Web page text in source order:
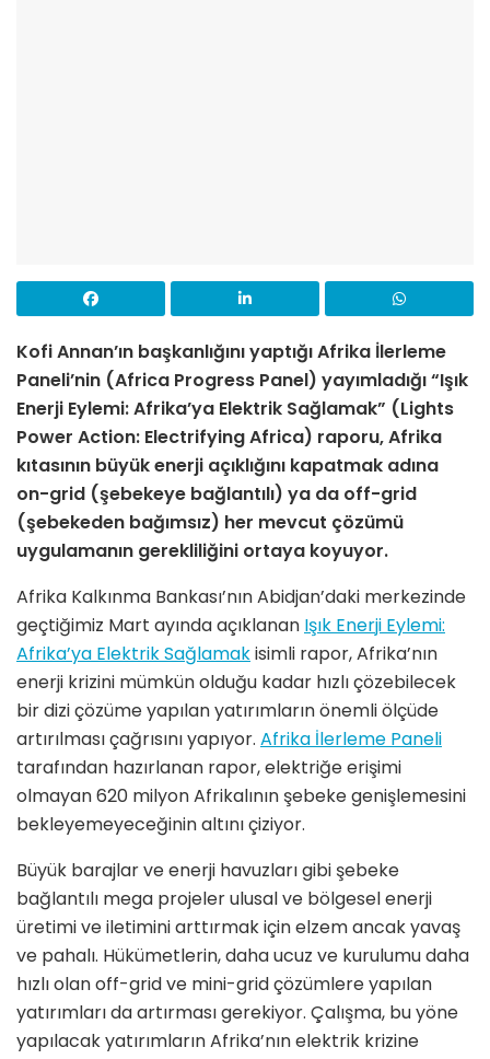
Kofi Annan’ın başkanlığını yaptığı Afrika İlerleme
Paneli’nin (Africa Progress Panel) yayımladığı“Işık
Enerji Eylemi: Afrika’ya Elektrik Sağlamak” (Lights
Power Action: Electrifying Africa) raporu, Afrika
kıtasının büyük enerji açıklığını kapatmak adına
on-grid (şebekeye bağlantılı) ya da off-grid
(şebekeden bağımsız) her mevcut çözümü
uygulamanın gerekliliğini ortaya koyuyor.
Afrika Kalkınma Bankası’nın Abidjan’daki merkezinde
geçtiğimiz Mart ayında açıklanan Işık Enerji Eylemi:
Afrika’ya Elektrik Sağlamakisimli rapor, Afrika’nın
enerji krizini mümkün olduğu kadar hızlı çözebilecek
bir dizi çözüme yapılan yatırımların önemli ölçüde
artırılması çağrısını yapıyor. Afrika İlerleme Paneli
tarafından hazırlanan rapor, elektriğe erişimi
olmayan 620 milyon Afrikalının şebeke genişlemesini
bekleyemeyeceğinin altını çiziyor.
Büyük barajlar ve enerji havuzları gibi şebeke
bağlantılı mega projeler ulusal ve bölgesel enerji
üretimi ve iletimini arttırmak için elzem ancak yavaş
ve pahalı. Hükümetlerin, daha ucuz ve kurulumu daha
hızlı olan off-grid ve mini-grid çözümlere yapılan
yatırımları da artırması gerekiyor. Çalışma, bu yöne
yapılacak yatırımların Afrika’nın elektrik krizine